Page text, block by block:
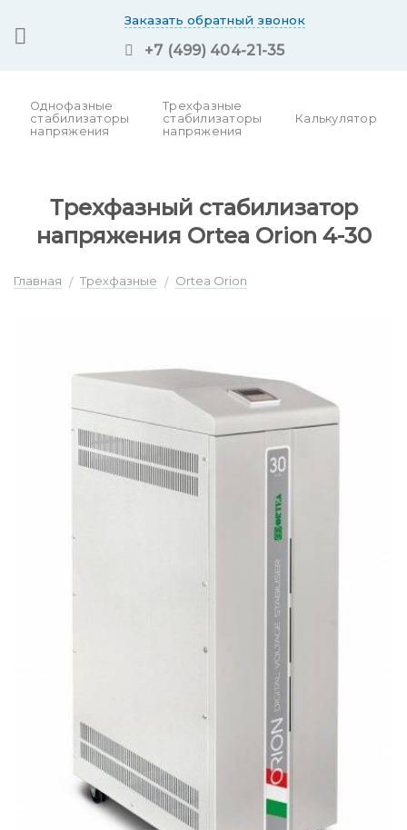
to
Заказать обратный звонок
+7 (499) 404-21-35
Однофазные
стабилизаторы
напряжения
Трехфазные
стабилизаторы
напряжения
Калькулятор
Трехфазный стабилизатор
напряжения Ortea Orion 4-30
Главная / Трехфазные / Ortea Orion